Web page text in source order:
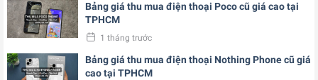
Bảng giá thu mua điện thoại Poco cũ giá cao tại
TPHCM
1 tháng trước
Bảng giá thu mua điện thoại Nothing Phone cũ giá
cao tại TPHCM